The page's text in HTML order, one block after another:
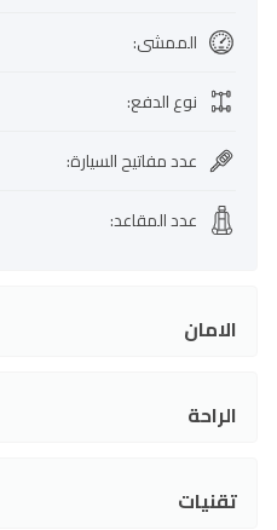
الممشى:
نوع الدفع:
عدد مفاتيح السيارة:
عدد المقاعد:
الامان
الراحة
تقنيات